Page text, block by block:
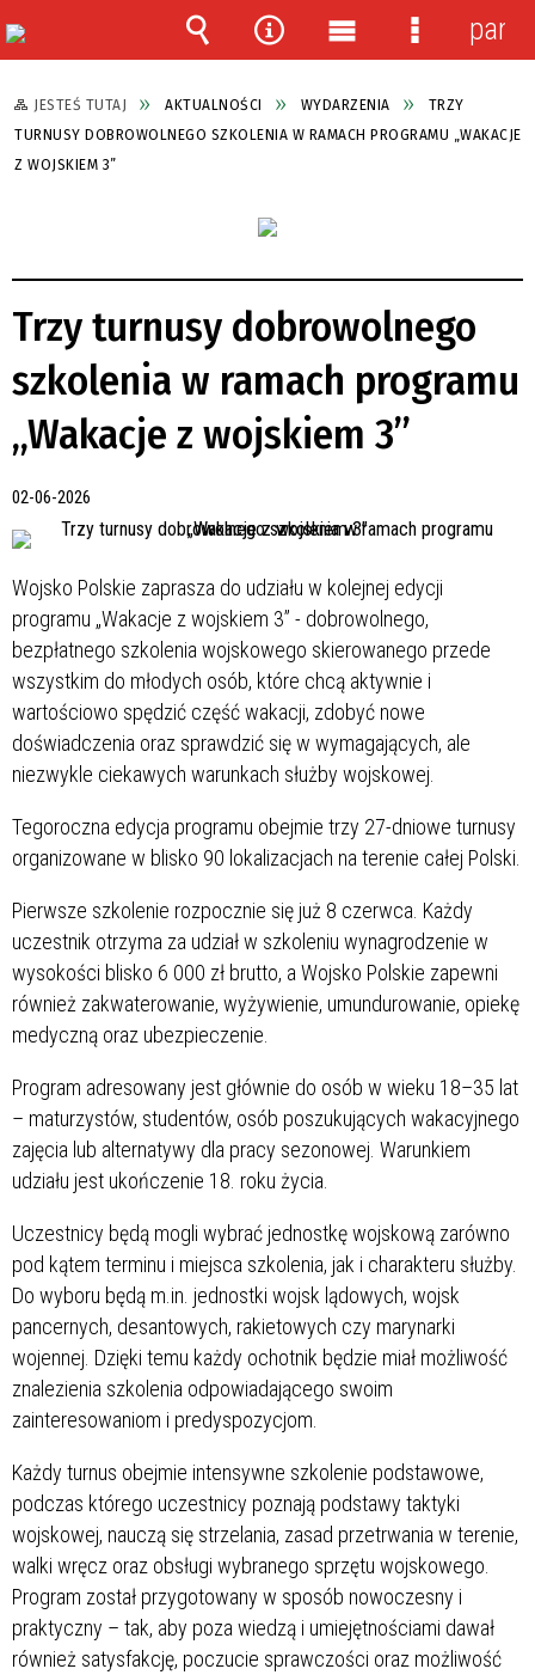
JESTEŚ TUTAJ AKTUALNOŚCI WYDARZENIA
TRZY
TURNUSY DOBROWOLNEGO SZKOLENIA W RAMACH PROGRAMU „WAKACJE
Z WOJSKIEM 3”
Trzy turnusy dobrowolnego
szkolenia w ramach programu
„Wakacje z wojskiem 3”
02-06-2026
Wojsko Polskie zaprasza do udziału w kolejnej edycji
programu „Wakacje z wojskiem 3” - dobrowolnego,
bezpłatnego szkolenia wojskowego skierowanego przede
wszystkim do młodych osób, które chcą aktywnie i
wartościowo spędzić część wakacji, zdobyć nowe
doświadczenia oraz sprawdzić się w wymagających, ale
niezwykle ciekawych warunkach służby wojskowej.
Tegoroczna edycja programu obejmie trzy 27-dniowe turnusy
organizowane w blisko 90 lokalizacjach na terenie całej Polski.
Pierwsze szkolenie rozpocznie się już 8 czerwca. Każdy
uczestnik otrzyma za udział w szkoleniu wynagrodzenie w
wysokości blisko 6 000 zł brutto, a Wojsko Polskie zapewni
również zakwaterowanie, wyżywienie, umundurowanie, opiekę
medyczną oraz ubezpieczenie.
Program adresowany jest głównie do osób w wieku 18–35 lat
– maturzystów, studentów, osób poszukujących wakacyjnego
zajęcia lub alternatywy dla pracy sezonowej. Warunkiem
udziału jest ukończenie 18. roku życia.
Uczestnicy będą mogli wybrać jednostkę wojskową zarówno
pod kątem terminu i miejsca szkolenia, jak i charakteru służby.
Do wyboru będą m.in. jednostki wojsk lądowych, wojsk
pancernych, desantowych, rakietowych czy marynarki
wojennej. Dzięki temu każdy ochotnik będzie miał możliwość
znalezienia szkolenia odpowiadającego swoim
zainteresowaniom i predyspozycjom.
Każdy turnus obejmie intensywne szkolenie podstawowe,
podczas którego uczestnicy poznają podstawy taktyki
wojskowej, nauczą się strzelania, zasad przetrwania w terenie,
walki wręcz oraz obsługi wybranego sprzętu wojskowego.
Program został przygotowany w sposób nowoczesny i
praktyczny – tak, aby poza wiedzą i umiejętnościami dawał
również satysfakcję, poczucie sprawczości oraz możliwość
Wyszukiwarka
Narzędzia
Menu
główne
Menu
panel